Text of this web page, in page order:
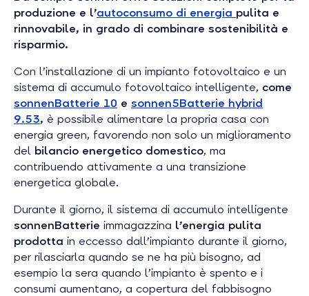
produzione e l’autoconsumo di energia pulita e
rinnovabile, in grado di combinare sostenibilità e
risparmio.
Con l’installazione di un impianto fotovoltaico e un
sistema di accumulo fotovoltaico intelligente, come
sonnenBatterie 10 e sonnen5Batterie hybrid
9.53, è possibile alimentare la propria casa con
energia green, favorendo non solo un miglioramento
del bilancio energetico domestico, ma
contribuendo attivamente a una transizione
energetica globale.
Durante il giorno, il sistema di accumulo intelligente
sonnenBatterie immagazzina l’energia pulita
prodotta in eccesso dall’impianto durante il giorno,
per rilasciarla quando se ne ha più bisogno, ad
esempio la sera quando l’impianto è spento e i
consumi aumentano, a copertura del fabbisogno